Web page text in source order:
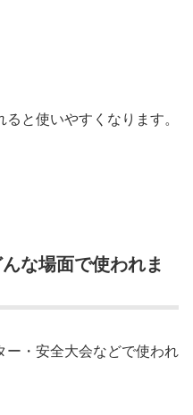
と使いやすくなります。
な場面で使われま
・安全大会などで使われ